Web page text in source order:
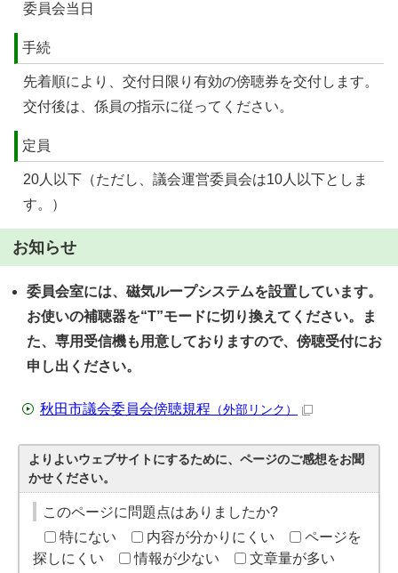
委員会当日
手続
先着順により、交付日限り有効の傍聴券を交付します。
交付後は、係員の指示に従ってください。
定員
20人以下（ただし、議会運営委員会は10人以下としま
す。）
お知らせ
委員会室には、磁気ループシステムを設置しています。
お使いの補聴器を“T”モードに切り換えてください。ま
た、専用受信機も用意しておりますので、傍聴受付にお
申し出ください。
秋田市議会委員会傍聴規程 （外部リンク）
よりよいウェブサイトにするために、ページのご感想をお聞
かせください。
このページに問題点はありましたか?
特にない
内容が分かりにくい
ページを
探しにくい
情報が少ない 文章量が多い